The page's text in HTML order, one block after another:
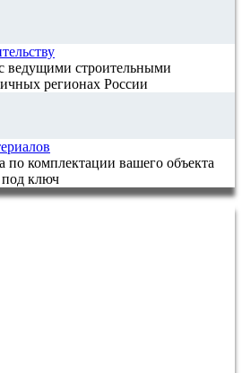
ведущими строительными
регионах России
по комплектации вашего объекта
под ключ